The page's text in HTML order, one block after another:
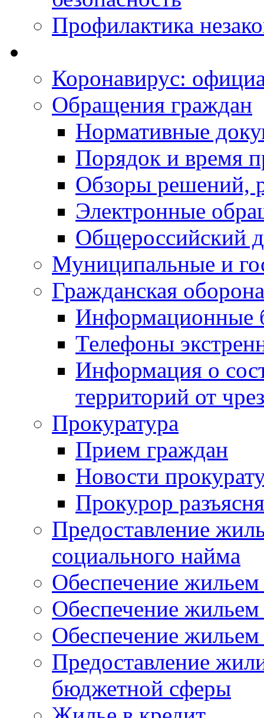
Профилактика
Коронавирус:
Обращения граждан
Нормативные
Порядок и время
Обзоры решений,
Электронные
Общероссийский
Муниципальные и
Гражданская
Информационные
Телефоны
Информация о
территорий от
Прокуратура
Прием граждан
Новости
Прокурор
Предоставление
социального найма
Обеспечение
Обеспечение
Обеспечение жильем
Предоставление
бюджетной сферы